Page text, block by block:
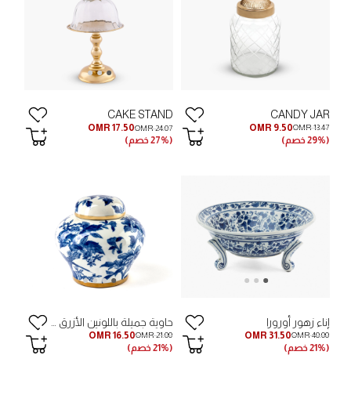
CANDY JAR
OMR 9.50OMR 13.47
(29% خصم)
CAKE STAND
OMR 17.50OMR 24.07
(27% خصم)
إناء زهور أورورا
OMR 31.50OMR 40.00
(21% خصم)
OMR 16.50OMR 21.00
(21% خصم)